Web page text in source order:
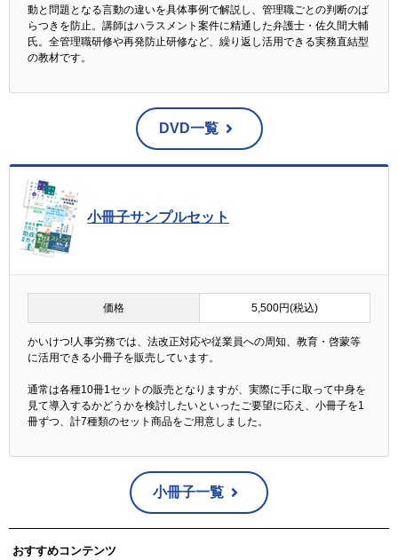
動と問題となる言動の違いを具体事例で解説し、管理職ごとの判断のば
らつきを防止。講師はハラスメント案件に精通した弁護士・佐久間大輔
氏。全管理職研修や再発防止研修など、繰り返し活用できる実務直結型
の教材です。
DVD一覧
小冊子サンプルセット
価格 5,500円(税込)
かいけつ!人事労務では、法改正対応や従業員への周知、教育・啓蒙等
に活用できる小冊子を販売しています。
通常は各種10冊1セットの販売となりますが、実際に手に取って中身を
見て導入するかどうかを検討したいといったご要望に応え、小冊子を1
冊ずつ、計7種類のセット商品をご用意しました。
小冊子一覧
おすすめコンテンツ